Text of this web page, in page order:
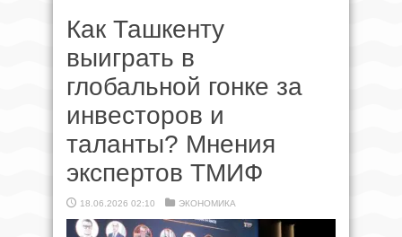
Как Ташкенту
выиграть в
глобальной гонке за
инвесторов и
таланты? Мнения
экспертов ТМИФ
18.06.2026 02:10 ЭКОНОМИКА